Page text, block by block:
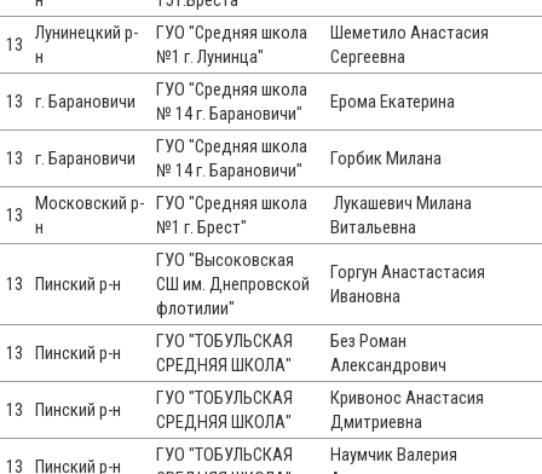
13
Лунинецкий р-
н
ГУО "Средняя школа
№1 г. Лунинца"
Шеметило Анастасия
Сергеевна
13 г. Барановичи
ГУО "Средняя школа
№ 14 г. Барановичи"
Ерома Екатерина
13 г. Барановичи
ГУО "Средняя школа
№ 14 г. Барановичи"
Горбик Милана
13
Московский р-
н
ГУО "Средняя школа
№1 г. Брест"
Лукашевич Милана
Витальевна
13 Пинский р-н
ГУО "Высоковская
СШ им. Днепровской
флотилии"
Горгун Анастастасия
Ивановна
13 Пинский р-н
ГУО "ТОБУЛЬСКАЯ
СРЕДНЯЯ ШКОЛА"
Без Роман
Александрович
13 Пинский р-н
ГУО "ТОБУЛЬСКАЯ
СРЕДНЯЯ ШКОЛА"
Кривонос Анастасия
Дмитриевна
13 Пинский р-н
ГУО "ТОБУЛЬСКАЯ
Наумчик Валерия